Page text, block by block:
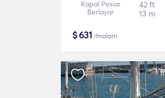
Kapal Pesiar
Berlayar
42 ft
13 m
$631 /malam